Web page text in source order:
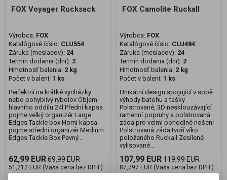
FOX Voyager Rucksack
Výrobca: FOX
Katalógové číslo: CLU554
Záruka (mesiacov): 24
Termín dodania (dni): 2
Hmotnosť balenia: 2 kg
Počet v balení: 1 ks
Perfektní na krátké vycházky
nebo pohyblivý rybolov Objem
hlavního oddílu 24l Přední kapsa
pojme velký organizér Large
Edges Tackle box Horní kapsa
pojme střední organizér Medium
Edges Tackle Box Pevný...
62,99 EUR69,99 EUR
51,212 EUR (Vaša cena bez DPH:)
FOX Camolite Ruckall
Výrobca: FOX
Katalógové číslo: CLU484
Záruka (mesiacov): 24
Termín dodania (dni): 2
Hmotnosť balenia: 2 kg
Počet v balení: 1 ks
Unikátní design spojující v sobě
výhody batohu a tašky
Polstrované, 3D nesklouzávající
ramenní popruhy a polstrovaná
záda pro velmi pohodlné nošení
Polstrovaná záda tvoří víko
položeného Ruckall Zesílené
vylisované...
107,99 EUR119,99 EUR
87,797 EUR (Vaša cena bez DPH:)